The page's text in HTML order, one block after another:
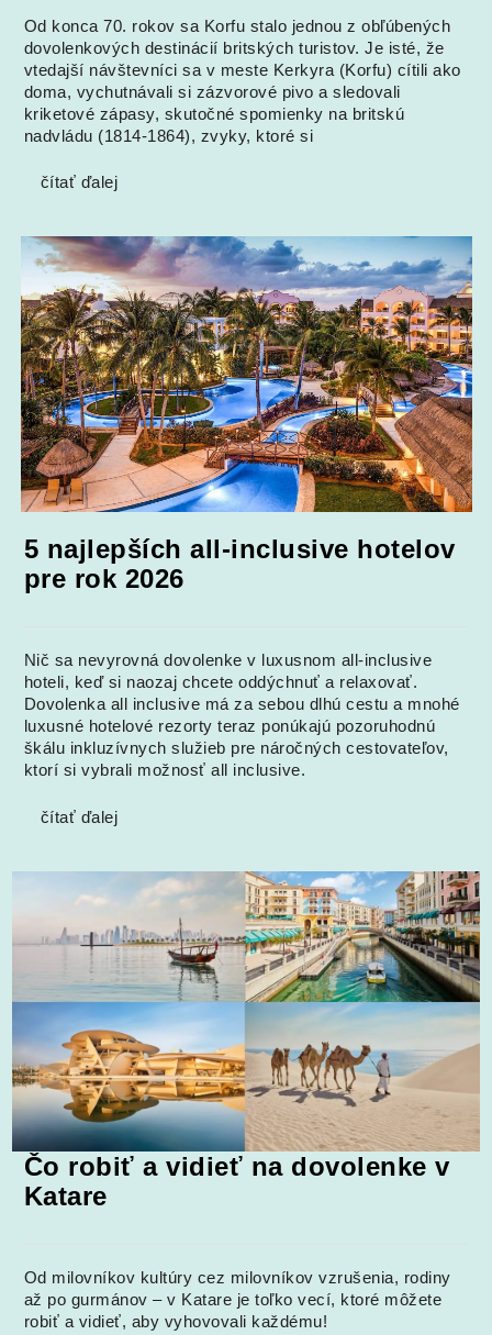
Od konca 70. rokov sa Korfu stalo jednou z obľúbených
dovolenkových destinácií britských turistov. Je isté, že
vtedajší návštevníci sa v meste Kerkyra (Korfu) cítili ako
doma, vychutnávali si zázvorové pivo a sledovali
kriketové zápasy, skutočné spomienky na britskú
nadvládu (1814-1864), zvyky, ktoré si
čítať ďalej
5 najlepších all-inclusive hotelov
pre rok 2026
Nič sa nevyrovná dovolenke v luxusnom all-inclusive
hoteli, keď si naozaj chcete oddýchnuť a relaxovať.
Dovolenka all inclusive má za sebou dlhú cestu a mnohé
luxusné hotelové rezorty teraz ponúkajú pozoruhodnú
škálu inkluzívnych služieb pre náročných cestovateľov,
ktorí si vybrali možnosť all inclusive.
čítať ďalej
Čo robiť a vidieť na dovolenke v
Katare
Od milovníkov kultúry cez milovníkov vzrušenia, rodiny
až po gurmánov – v Katare je toľko vecí, ktoré môžete
robiť a vidieť, aby vyhovovali každému!